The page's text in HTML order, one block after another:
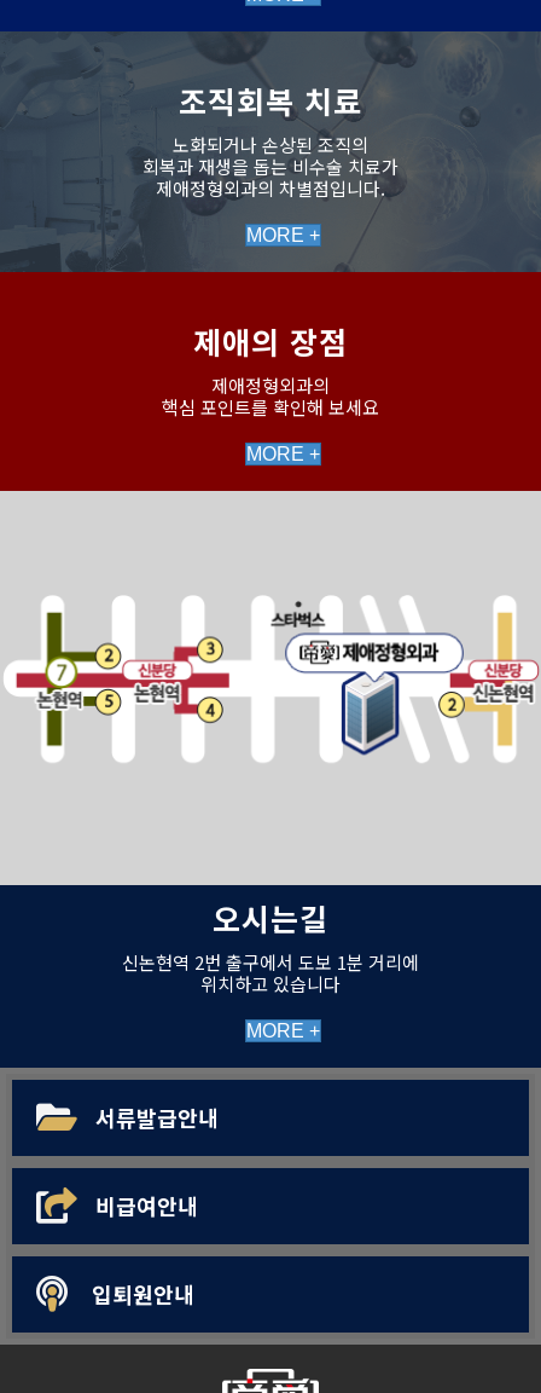
조직회복 치료
노화되거나 손상된 조직의
회복과 재생을 돕는 비수술 치료가
제애정형외과의 차별점입니다.
MORE +
제애의 장점
제애정형외과의
핵심 포인트를 확인해 보세요
MORE +
오시는길
신논현역 2번 출구에서 도보 1분 거리에
위치하고 있습니다
MORE +
서류발급안내
비급여안내
입퇴원안내